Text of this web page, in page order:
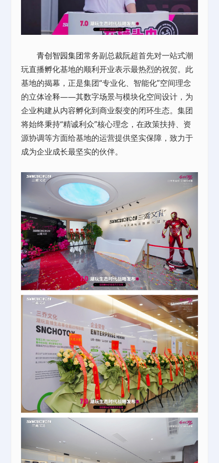
青创智园集团常务副总裁阮超首先对一站式潮
玩直播孵化基地的顺利开业表示最热烈的祝贺。此
基地的揭幕，正是集团“专业化、智能化”空间理念
的立体诠释——其数字场景与模块化空间设计，为
企业构建从内容孵化到商业裂变的闭环生态。集团
将始终秉持“精诚利众”核心理念，在政策扶持、资
源协调等方面给基地的运营提供坚实保障，致力于
成为企业成长最坚实的伙伴。